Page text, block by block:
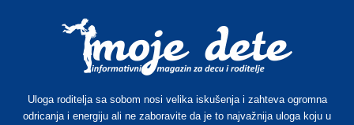
Uloga roditelja sa sobom nosi velika iskušenja i zahteva ogromna
odricanja i energiju ali ne zaboravite da je to najvažnija uloga koju u